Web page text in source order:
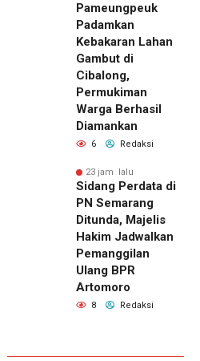
Pameungpeuk
Padamkan
Kebakaran Lahan
Gambut di
Cibalong,
Permukiman
Warga Berhasil
Diamankan
6 Redaksi
23 jam lalu
Sidang Perdata di
PN Semarang
Ditunda, Majelis
Hakim Jadwalkan
Pemanggilan
Ulang BPR
Artomoro
8 Redaksi